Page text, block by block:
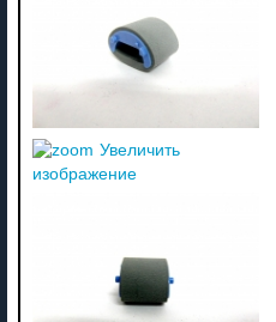
Увеличить
изображение